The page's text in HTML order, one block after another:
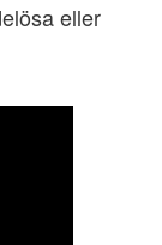
eller